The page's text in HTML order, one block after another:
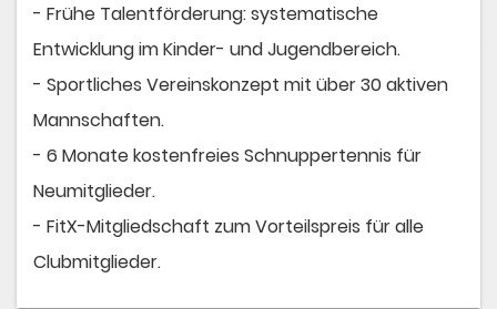
- Frühe Talentförderung: systematische
Entwicklung im Kinder- und Jugendbereich.
- Sportliches Vereinskonzept mit über 30 aktiven
Mannschaften.
- 6 Monate kostenfreies Schnuppertennis für
Neumitglieder.
- FitX-Mitgliedschaft zum Vorteilspreis für alle
Clubmitglieder.